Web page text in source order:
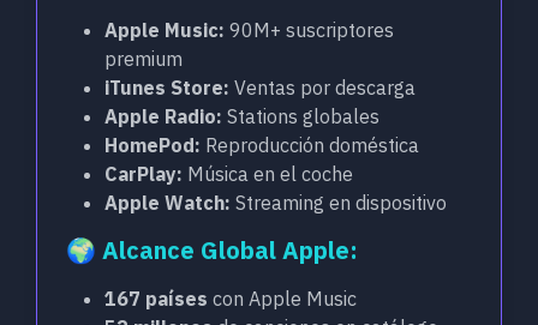
Apple Music: 90M+ suscriptores
premium
iTunes Store: Ventas por descarga
Apple Radio: Stations globales
HomePod: Reproducción doméstica
CarPlay: Música en el coche
Apple Watch: Streaming en dispositivo
🌍 Alcance Global Apple:
167 países con Apple Music